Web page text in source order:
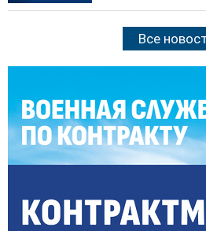
Все